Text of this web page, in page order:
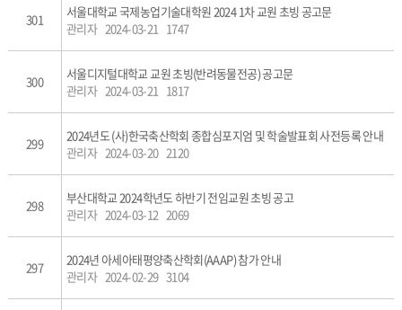
301
서울대학교 국제농업기술대학원 2024 1차 교원 초빙 공고문
관리자 2024-03-21 1747
300
서울디지털대학교 교원 초빙(반려동물전공) 공고문
관리자 2024-03-21 1817
299
2024년도 (사)한국축산학회 종합심포지엄 및 학술발표회 사전등록 안내
관리자 2024-03-20 2120
298
부산대학교 2024학년도 하반기 전임교원 초빙 공고
관리자 2024-03-12 2069
297
2024년 아세아태평양축산학회(AAAP) 참가 안내
관리자 2024-02-293104